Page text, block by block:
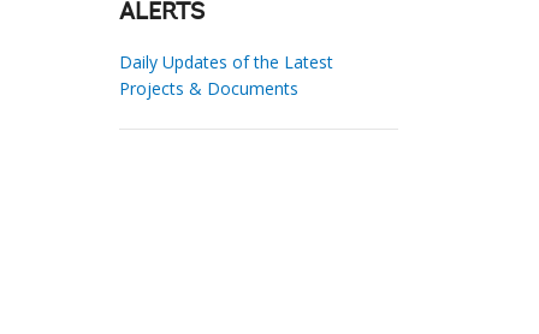
ALERTS
Daily Updates of the Latest
Projects & Documents